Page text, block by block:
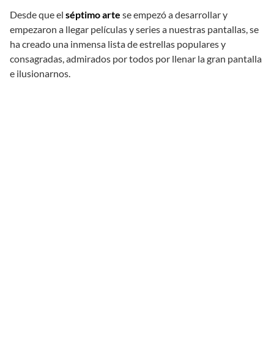
Desde que el séptimo arte se empezó a desarrollar y
empezaron a llegar películas y series a nuestras pantallas, se
ha creado una inmensa lista de estrellas populares y
consagradas, admirados por todos por llenar la gran pantalla
e ilusionarnos.